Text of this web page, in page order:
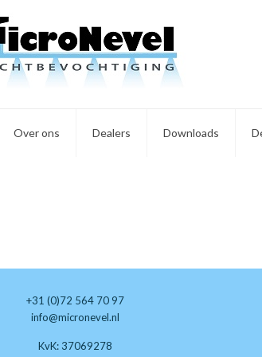
Over ons Dealers Downloads
+31 (0)72 564 70 97
info@micronevel.nl
KvK: 37069278